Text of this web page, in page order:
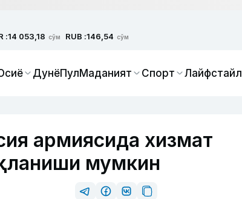
:14 053,18 сўм RUB :146,54 сўм
ДунёПулМаданият Спорт Лайфстайл
армиясида хизмат
мумкин